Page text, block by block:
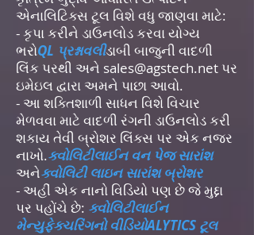
એનાલિટિક્સ ટૂલ વિશે વધુ જાણવા માટે:
- કૃપા કરીને ડાઉનલોડ કરવા યોગ્ય
ભરોQL પ્રશ્નાવલીડાબી બાજુની વાદળી
લિંક પરથી અને sales@agstech.net પર
ઇમેઇલ દ્વારા અમને પાછા આવો.
- આ શક્તિશાળી સાધન વિશે વિચાર
મેળવવા માટે વાદળી રંગની ડાઉનલોડ કરી
શકાય તેવી બ્રોશર લિંક્સ પર એક નજર
નાખો.ક્વોલિટીલાઈન વન પેજ સારાંશ
અનેક્વોલિટી લાઇન સારાંશ બ્રોશર
- અહીં એક નાનો વિડિયો પણ છે જે મુદ્દા
પર પહોંચે છે: ક્વોલિટીલાઈન
મેન્યુફેક્ચરિંગનો વીડિયોALYTICS ટૂલ